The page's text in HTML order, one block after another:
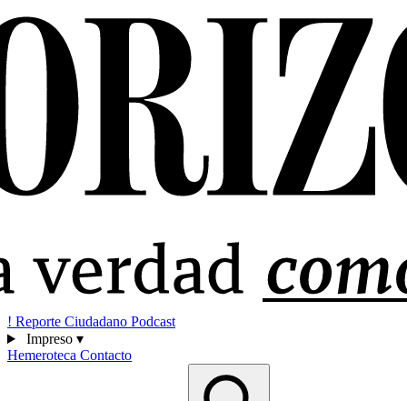
! Reporte Ciudadano Podcast
Impreso ▾
Hemeroteca Contacto